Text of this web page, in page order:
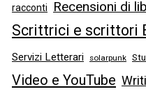
racconti Recensioni di
Scrittrici e scrittori
Servizi Letterari solarpunk
Video e YouTube